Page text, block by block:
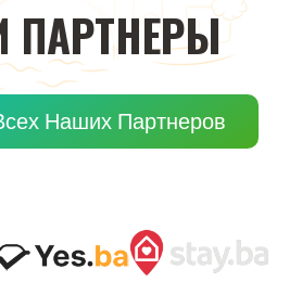
ПАРТНЕРЫ
Наших Партнеров